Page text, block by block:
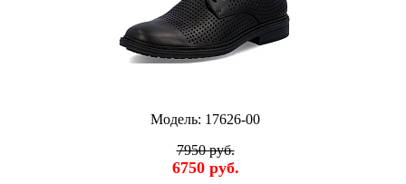
Модель: 17626-00
7950 руб.
6750 руб.